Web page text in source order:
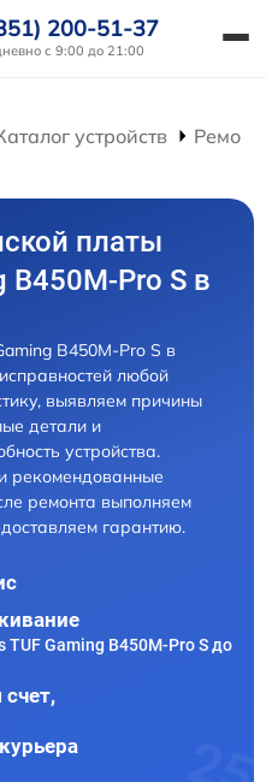
200-51-37
с 9:00 до 21:00
устройств
платы
B450M-Pro S в
B450M-Pro S в
любой
выявляем причины
детали и
устройства.
рекомендованные
ремонта выполняем
гарантию.
Gaming B450M-Pro S до